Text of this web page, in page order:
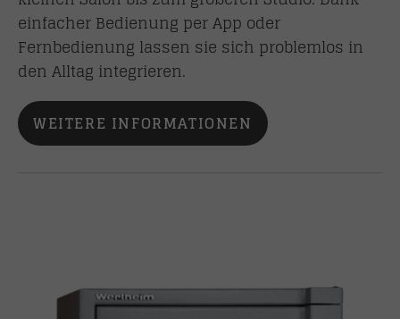
einfacher Bedienung per App oder
Fernbedienung lassen sie sich problemlos in
den Alltag integrieren.
WEITERE INFORMATIONEN